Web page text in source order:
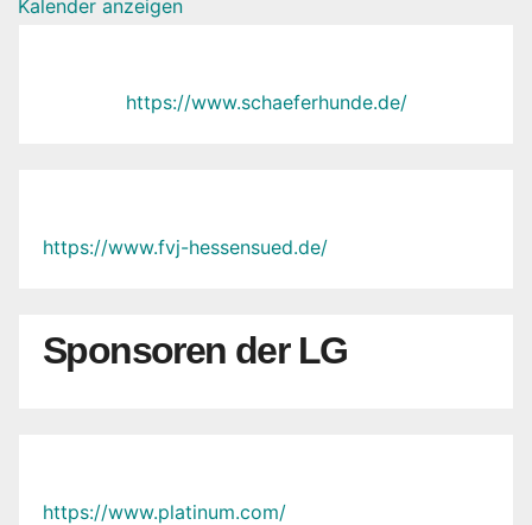
Kalender anzeigen
https://www.schaeferhunde.de/
https://www.fvj-hessensued.de/
Sponsoren der LG
https://www.platinum.com/